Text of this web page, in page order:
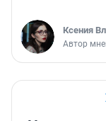
Ксения
Автор